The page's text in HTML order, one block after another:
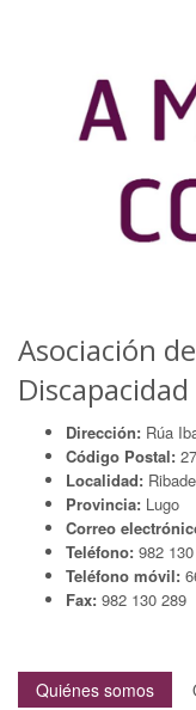
Asociación
Dirección: Rúa
Código Postal:
Localidad:
Provincia: Lugo
Correo
Teléfono: 982
Teléfono móvil:
Fax: 982 130 289
Quiénes somos